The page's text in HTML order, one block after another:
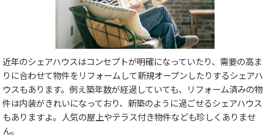
近年のシェアハウスはコンセプトが明確になっていたり、需要の高ま
りに合わせて物件をリフォームして新規オープンしたりするシェアハ
ウスもあります。例え築年数が経過していても、リフォーム済みの物
件は内装がきれいになっており、新築のように過ごせるシェアハウス
もありますよ。人気の屋上やテラス付き物件なども珍しくありませ
ん。